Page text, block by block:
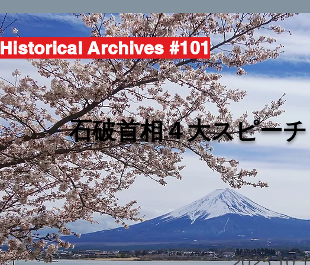
Historical Archives #101
​石破首相４大スピーチ